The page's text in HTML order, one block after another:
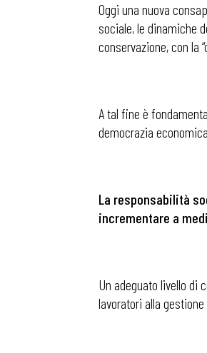
Oggi una nuova
sociale, le dinamiche
conservazione, con la
A tal fine è
democrazia
La responsabilità
incrementare a
Un adeguato livello di
lavoratori alla